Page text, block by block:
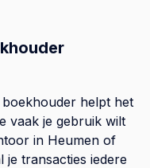
helpt het
vaak je gebruik wilt
in Heumen of
je transacties iedere